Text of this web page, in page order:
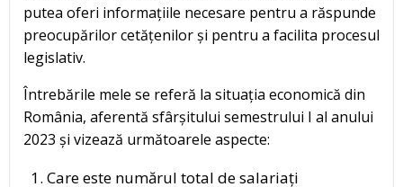
putea oferi informațiile necesare pentru a răspunde
preocupărilor cetățenilor și pentru a facilita procesul
legislativ.
Întrebările mele se referă la situația economică din
România, aferentă sfârșitului semestrului I al anului
2023 și vizează următoarele aspecte:
Care este numărul total de salariați